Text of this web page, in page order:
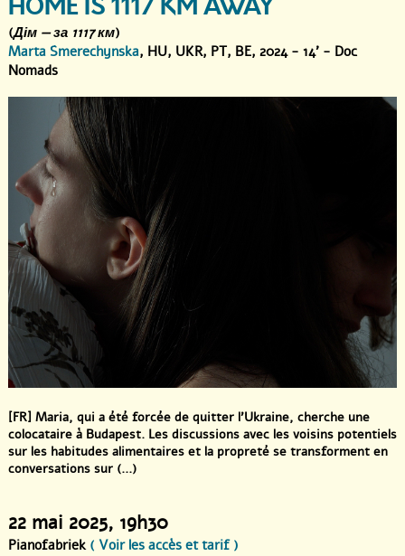
(Дім — за 1117 км)
Marta Smerechynska, HU, UKR, PT, BE, 2024 - 14' - Doc
Nomads
[FR] Maria, qui a été forcée de quitter l’Ukraine, cherche une
colocataire à Budapest. Les discussions avec les voisins potentiels
sur les habitudes alimentaires et la propreté se transforment en
conversations sur (...)
22 mai 2025, 19h30
Pianofabriek ( Voir les accès et tarif )